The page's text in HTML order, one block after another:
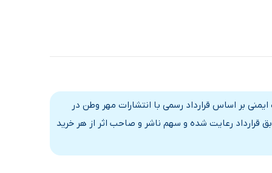
بر اساس قرارداد رسمی با انتشارات مهر وطن در
قرارداد رعایت شده و سهم ناشر و صاحب اثر از هر خرید